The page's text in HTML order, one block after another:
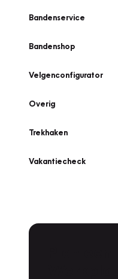
Bandenservice
Bandenshop
Velgenconfigurator
Overig
Trekhaken
Vakantiecheck